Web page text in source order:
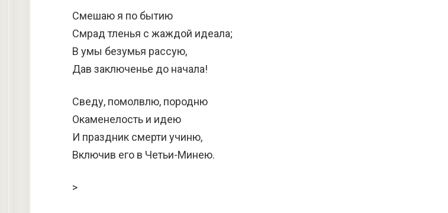
Смешаю я по бытию
Смрад тленья с жаждой идеала;
В умы безумья рассую,
Дав заключенье до начала!
Сведу, помолвлю, породню
Окаменелость и идею
И праздник смерти учиню,
Включив его в Четьи-Минею.
>